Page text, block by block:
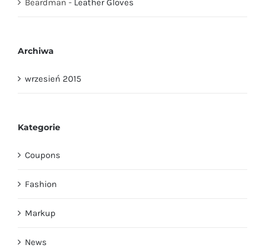
Beardman - Leather Gloves
Archiwa
wrzesień 2015
Kategorie
Coupons
Fashion
Markup
News